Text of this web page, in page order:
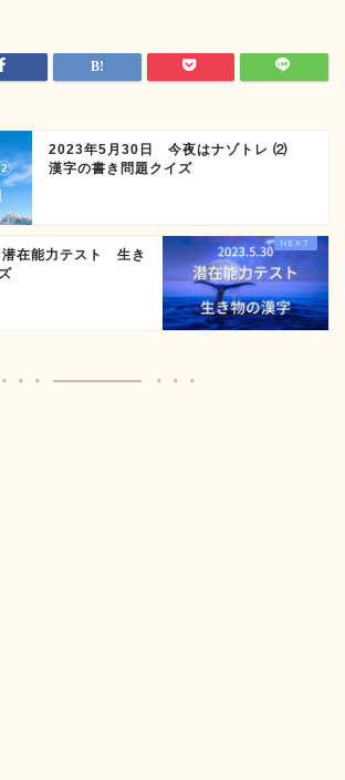
2023年5月30日 今夜はナゾトレ ⑵
漢字の書き問題クイズ
在能力テスト 生き